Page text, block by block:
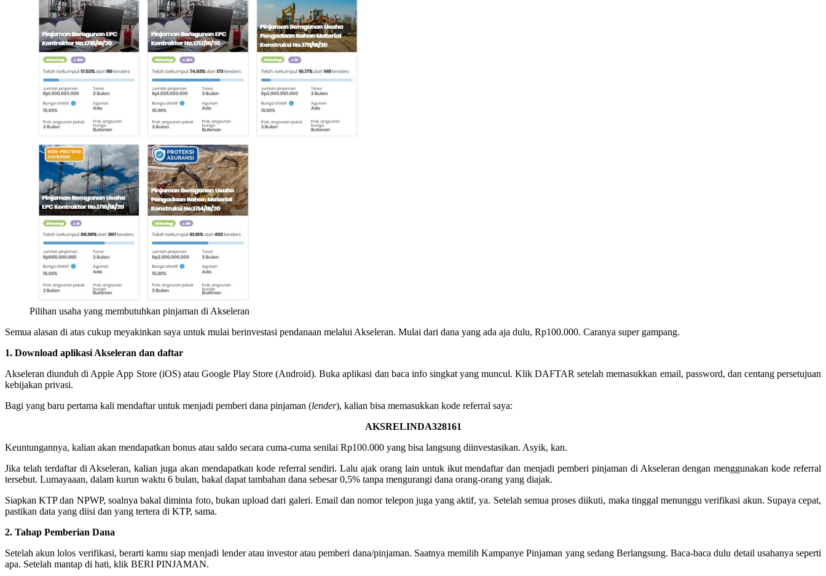
Pilihan usaha yang membutuhkan pinjaman di Akseleran
Semua alasan di atas cukup meyakinkan saya untuk mulai berinvestasi pendanaan melalui Akseleran. Mulai dari dana yang ada aja dulu, Rp100.000. Caranya super gampang.
1. Download aplikasi Akseleran dan daftar
Akseleran diunduh di Apple App Store (iOS) atau Google Play Store (Android). Buka aplikasi dan baca info singkat yang muncul. Klik DAFTAR setelah memasukkan email, password, dan centang persetujuan
kebijakan privasi.
Bagi yang baru pertama kali mendaftar untuk menjadi pemberi dana pinjaman (lender), kalian bisa memasukkan kode referral saya:
AKSRELINDA328161
Keuntungannya, kalian akan mendapatkan bonus atau saldo secara cuma-cuma senilai Rp100.000 yang bisa langsung diinvestasikan. Asyik, kan.
Jika telah terdaftar di Akseleran, kalian juga akan mendapatkan kode referral sendiri. Lalu ajak orang lain untuk ikut mendaftar dan menjadi pemberi pinjaman di Akseleran dengan menggunakan kode referral
tersebut. Lumayaaan, dalam kurun waktu 6 bulan, bakal dapat tambahan dana sebesar 0,5% tanpa mengurangi dana orang-orang yang diajak.
Siapkan KTP dan NPWP, soalnya bakal diminta foto, bukan upload dari galeri. Email dan nomor telepon juga yang aktif, ya. Setelah semua proses diikuti, maka tinggal menunggu verifikasi akun. Supaya cepat,
pastikan data yang diisi dan yang tertera di KTP, sama.
2. Tahap Pemberian Dana
Setelah akun lolos verifikasi, berarti kamu siap menjadi lender atau investor atau pemberi dana/pinjaman. Saatnya memilih Kampanye Pinjaman yang sedang Berlangsung. Baca-baca dulu detail usahanya seperti
apa. Setelah mantap di hati, klik BERI PINJAMAN.